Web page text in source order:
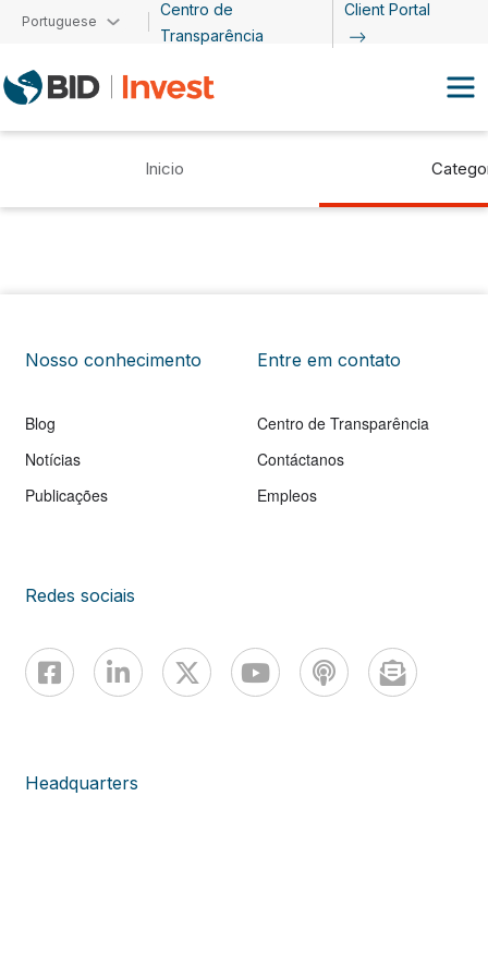
Passar para o conteúdo principal
Portuguese
Centro de
Transparência
Client Portal
Inicio
Nosso conhecimento
Blog
Notícias
Publicações
Entre em contato
Centro de Transparência
Contáctanos
Empleos
Redes sociais
Headquarters